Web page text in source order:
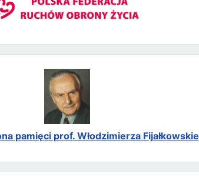
pamięci prof. Włodzimierza